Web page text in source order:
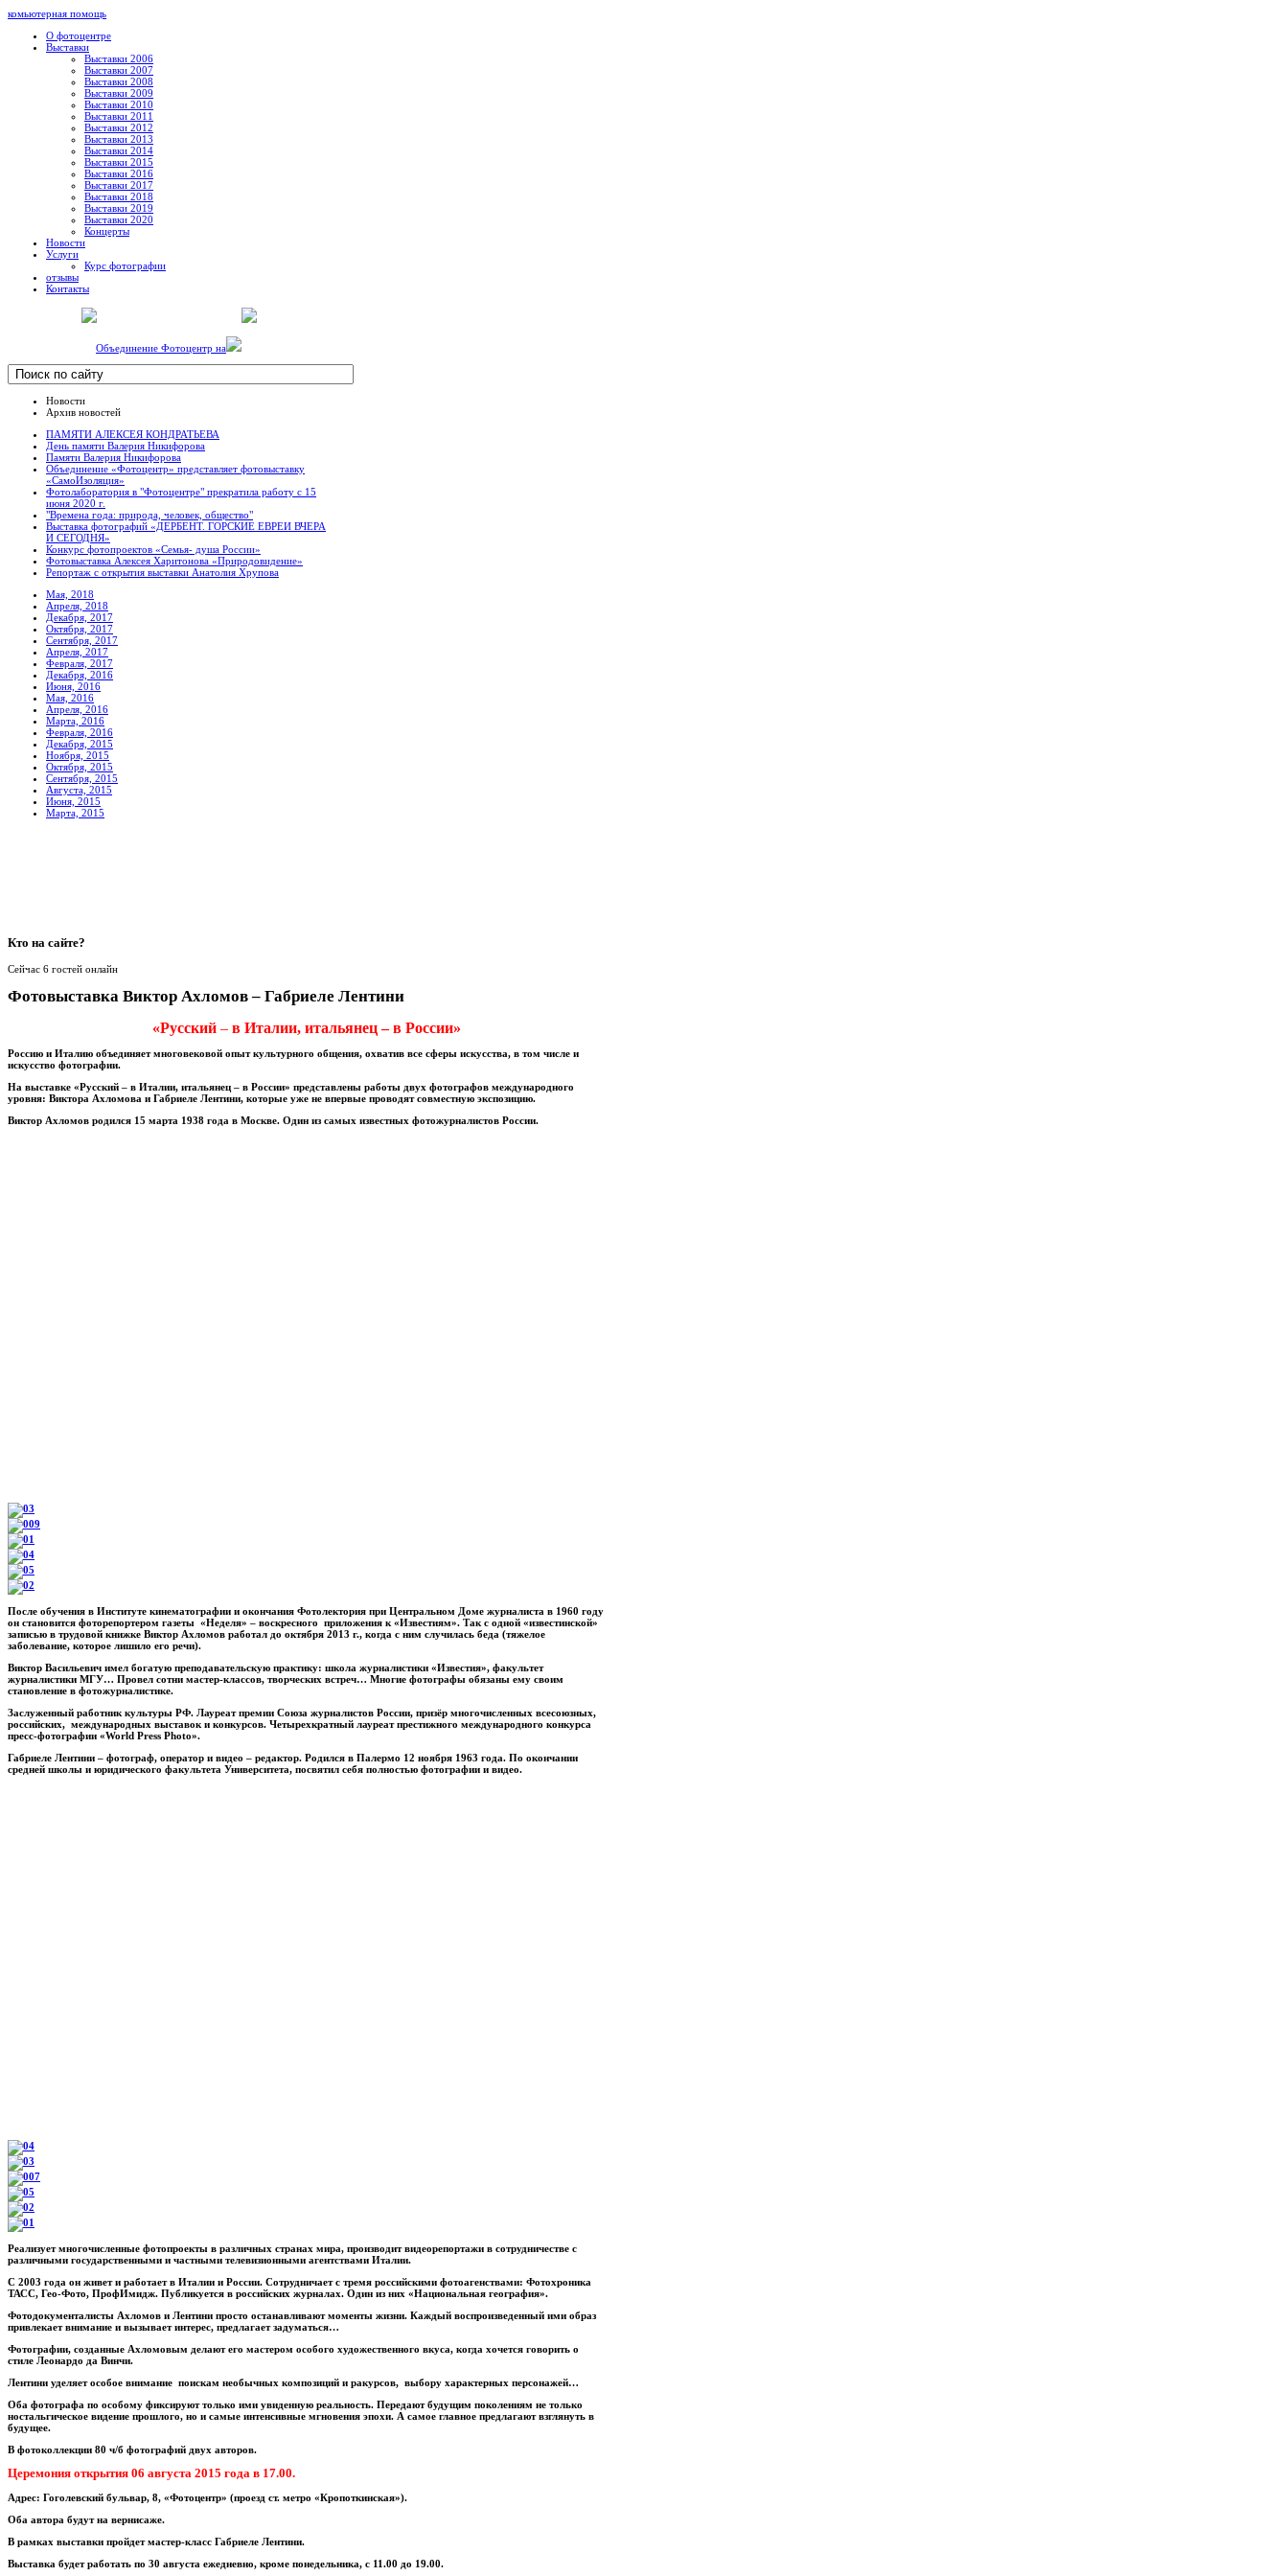
комьютерная помощь
О фотоцентре
Выставки
Выставки 2006
Выставки 2007
Выставки 2008
Выставки 2009
Выставки 2010
Выставки 2011
Выставки 2012
Выставки 2013
Выставки 2014
Выставки 2015
Выставки 2016
Выставки 2017
Выставки 2018
Выставки 2019
Выставки 2020
Концерты
Новости
Услуги
Курс фотографии
отзывы
Контакты
Объединение Фотоцентр на
Новости
Архив новостей
ПАМЯТИ АЛЕКСЕЯ КОНДРАТЬЕВА
День памяти Валерия Никифорова
Памяти Валерия Никифорова
Объединение «Фотоцентр» представляет фотовыставку
«СамоИзоляция»
Фотолаборатория в "Фотоцентре" прекратила работу с 15
июня 2020 г.
"Времена года: природа, человек, общество"
Выставка фотографий «ДЕРБЕНТ. ГОРСКИЕ ЕВРЕИ ВЧЕРА
И СЕГОДНЯ»
Конкурс фотопроектов «Семья- душа России»
Фотовыставка Алексея Харитонова «Природовидение»
Репортаж с открытия выставки Анатолия Хрупова
Мая, 2018
Апреля, 2018
Декабря, 2017
Октября, 2017
Сентября, 2017
Апреля, 2017
Февраля, 2017
Декабря, 2016
Июня, 2016
Мая, 2016
Апреля, 2016
Марта, 2016
Февраля, 2016
Декабря, 2015
Ноября, 2015
Октября, 2015
Сентября, 2015
Августа, 2015
Июня, 2015
Марта, 2015
Кто на сайте?
Сейчас 6 гостей онлайн
Фотовыставка Виктор Ахломов – Габриеле Лентини
«Русский – в Италии, итальянец – в России»
Россию и Италию объединяет многовековой опыт культурного общения, охватив все сферы искусства, в том числе и
искусство фотографии.
На выставке «Русский – в Италии, итальянец – в России» представлены работы двух фотографов международного
уровня: Виктора Ахломова и Габриеле Лентини, которые уже не впервые проводят совместную экспозицию.
Виктор Ахломов родился 15 марта 1938 года в Москве. Один из самых известных фотожурналистов России.
После обучения в Институте кинематографии и окончания Фотолектория при Центральном Доме журналиста в 1960 году
он становится фоторепортером газеты «Неделя» – воскресного приложения к «Известиям». Так с одной «известинской»
записью в трудовой книжке Виктор Ахломов работал до октября 2013 г., когда с ним случилась беда (тяжелое
заболевание, которое лишило его речи).
Виктор Васильевич имел богатую преподавательскую практику: школа журналистики «Известия», факультет
журналистики МГУ… Провел сотни мастер-классов, творческих встреч… Многие фотографы обязаны ему своим
становление в фотожурналистике.
Заслуженный работник культуры РФ. Лауреат премии Союза журналистов России, призёр многочисленных всесоюзных,
российских, международных выставок и конкурсов. Четырехкратный лауреат престижного международного конкурса
пресс-фотографии «World Press Photo».
Габриеле Лентини – фотограф, оператор и видео – редактор. Родился в Палермо 12 ноября 1963 года. По окончании
средней школы и юридического факультета Университета, посвятил себя полностью фотографии и видео.
Реализует многочисленные фотопроекты в различных странах мира, производит видеорепортажи в сотрудничестве с
различными государственными и частными телевизионными агентствами Италии.
С 2003 года он живет и работает в Италии и России. Сотрудничает с тремя российскими фотоагенствами: Фотохроника
ТАСС, Гео-Фото, ПрофИмидж. Публикуется в российских журналах. Один из них «Национальная география».
Фотодокументалисты Ахломов и Лентини просто останавливают моменты жизни. Каждый воспроизведенный ими образ
привлекает внимание и вызывает интерес, предлагает задуматься…
Фотографии, созданные Ахломовым делают его мастером особого художественного вкуса, когда хочется говорить о
стиле Леонардо да Винчи.
Лентини уделяет особое внимание поискам необычных композиций и ракурсов, выбору характерных персонажей…
Оба фотографа по особому фиксируют только ими увиденную реальность. Передают будущим поколениям не только
ностальгическое видение прошлого, но и самые интенсивные мгновения эпохи. А самое главное предлагают взглянуть в
будущее.
В фотоколлекции 80 ч/б фотографий двух авторов.
Церемония открытия 06 августа 2015 года в 17.00.
Адрес: Гоголевский бульвар, 8, «Фотоцентр» (проезд ст. метро «Кропоткинская»).
Оба автора будут на вернисаже.
В рамках выставки пройдет мастер-класс Габриеле Лентини.
Выставка будет работать по 30 августа ежедневно, кроме понедельника, с 11.00 до 19.00.